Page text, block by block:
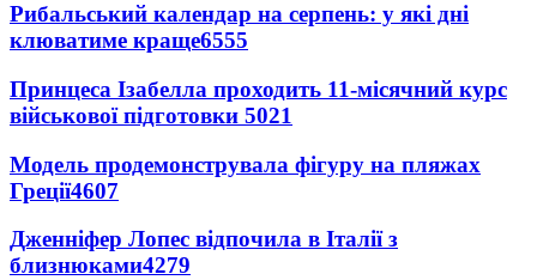
Рибальський календар на серпень: у які дні
клюватиме краще6555
Принцеса Ізабелла проходить 11-місячний курс
військової підготовки 5021
Модель продемонструвала фігуру на пляжах
Греції4607
Дженніфер Лопес відпочила в Італії з
близнюками4279